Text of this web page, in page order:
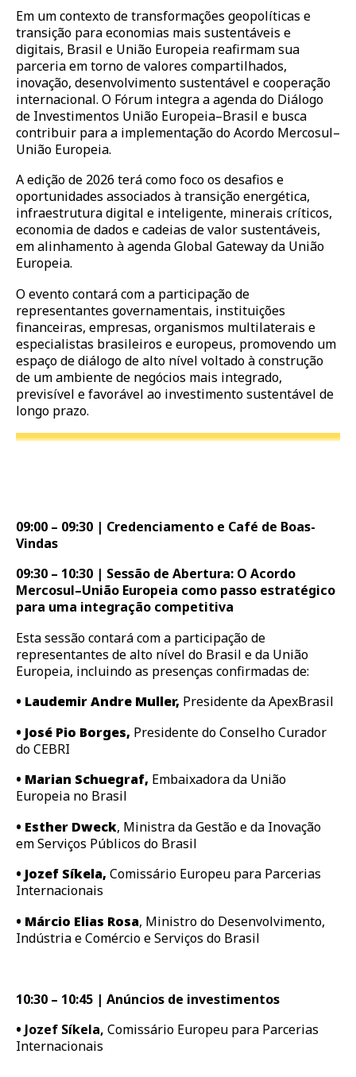
Em um contexto de transformações geopolíticas e
transição para economias mais sustentáveis e
digitais, Brasil e União Europeia reafirmam sua
parceria em torno de valores compartilhados,
inovação, desenvolvimento sustentável e cooperação
internacional. O Fórum integra a agenda do Diálogo
de Investimentos União Europeia–Brasil e busca
contribuir para a implementação do Acordo Mercosul–
União Europeia.
A edição de 2026 terá como foco os desafios e
oportunidades associados à transição energética,
infraestrutura digital e inteligente, minerais críticos,
economia de dados e cadeias de valor sustentáveis,
em alinhamento à agenda Global Gateway da União
Europeia.
O evento contará com a participação de
representantes governamentais, instituições
financeiras, empresas, organismos multilaterais e
especialistas brasileiros e europeus, promovendo um
espaço de diálogo de alto nível voltado à construção
de um ambiente de negócios mais integrado,
previsível e favorável ao investimento sustentável de
longo prazo.
09:00 – 09:30 | Credenciamento e Café de Boas-
Vindas
09:30 – 10:30 | Sessão de Abertura: O Acordo
Mercosul–União Europeia como passo estratégico
para uma integração competitiva
Esta sessão contará com a participação de
representantes de alto nível do Brasil e da União
Europeia, incluindo as presenças confirmadas de:
• Laudemir Andre Muller, Presidente da ApexBrasil
• José Pio Borges, Presidente do Conselho Curador
do CEBRI
• Marian Schuegraf, Embaixadora da União
Europeia no Brasil
• Esther Dweck, Ministra da Gestão e da Inovação
em Serviços Públicos do Brasil
• Jozef Síkela, Comissário Europeu para Parcerias
Internacionais
• Márcio Elias Rosa, Ministro do Desenvolvimento,
Indústria e Comércio e Serviços do Brasil
10:30 – 10:45 | Anúncios de investimentos
• Jozef Síkela, Comissário Europeu para Parcerias
Internacionais